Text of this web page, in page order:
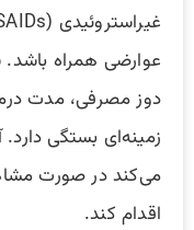
عوارضی همراه
دوز مصرفی، مدت
زمینه‌ای بستگی
می‌کند در صورت
اقدام کند.